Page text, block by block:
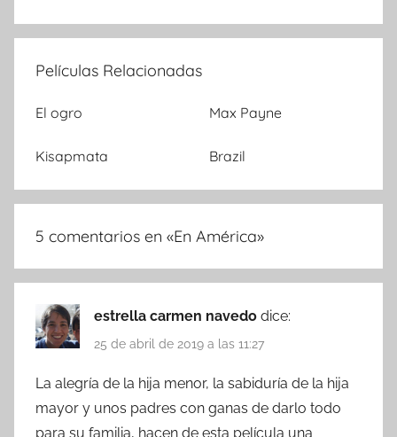
Películas Relacionadas
El ogro Max Payne
Kisapmata Brazil
5 comentarios en «En América»
estrella carmen navedo dice:
25 de abril de 2019 a las 11:27
La alegría de la hija menor, la sabiduría de la hija
mayor y unos padres con ganas de darlo todo
para su familia, hacen de esta película una